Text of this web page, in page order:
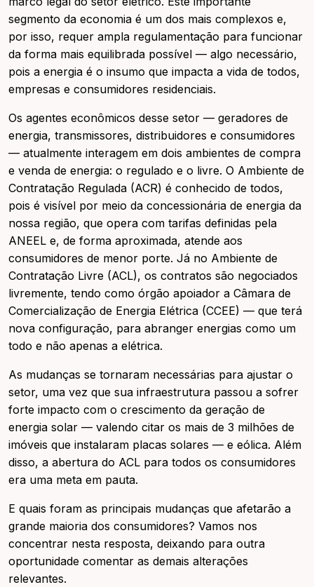
segmento da economia é um dos mais complexos e,
por isso, requer ampla regulamentação para funcionar
da forma mais equilibrada possível — algo necessário,
pois a energia é o insumo que impacta a vida de todos,
empresas e consumidores residenciais.
Os agentes econômicos desse setor — geradores de
energia, transmissores, distribuidores e consumidores
— atualmente interagem em dois ambientes de compra
e venda de energia: o regulado e o livre. O Ambiente de
Contratação Regulada (ACR) é conhecido de todos,
pois é visível por meio da concessionária de energia da
nossa região, que opera com tarifas definidas pela
ANEEL e, de forma aproximada, atende aos
consumidores de menor porte. Já no Ambiente de
Contratação Livre (ACL), os contratos são negociados
livremente, tendo como órgão apoiador a Câmara de
Comercialização de Energia Elétrica (CCEE) — que terá
nova configuração, para abranger energias como um
todo e não apenas a elétrica.
As mudanças se tornaram necessárias para ajustar o
setor, uma vez que sua infraestrutura passou a sofrer
forte impacto com o crescimento da geração de
energia solar — valendo citar os mais de 3 milhões de
imóveis que instalaram placas solares — e eólica. Além
disso, a abertura do ACL para todos os consumidores
era uma meta em pauta.
E quais foram as principais mudanças que afetarão a
grande maioria dos consumidores? Vamos nos
concentrar nesta resposta, deixando para outra
oportunidade comentar as demais alterações
relevantes.